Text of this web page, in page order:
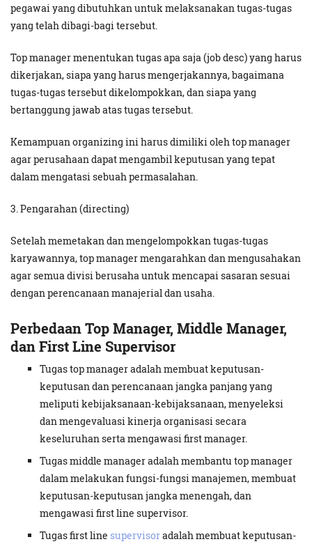
pegawai yang dibutuhkan untuk melaksanakan tugas-tugas
yang telah dibagi-bagi tersebut.
Top manager menentukan tugas apa saja (job desc) yang harus
dikerjakan, siapa yang harus mengerjakannya, bagaimana
tugas-tugas tersebut dikelompokkan, dan siapa yang
bertanggung jawab atas tugas tersebut.
Kemampuan organizing ini harus dimiliki oleh top manager
agar perusahaan dapat mengambil keputusan yang tepat
dalam mengatasi sebuah permasalahan.
3. Pengarahan (directing)
Setelah memetakan dan mengelompokkan tugas-tugas
karyawannya, top manager mengarahkan dan mengusahakan
agar semua divisi berusaha untuk mencapai sasaran sesuai
dengan perencanaan manajerial dan usaha.
Perbedaan Top Manager, Middle Manager,
dan First Line Supervisor
Tugas top manager adalah membuat keputusan-
keputusan dan perencanaan jangka panjang yang
meliputi kebijaksanaan-kebijaksanaan, menyeleksi
dan mengevaluasi kinerja organisasi secara
keseluruhan serta mengawasi first manager.
Tugas middle manager adalah membantu top manager
dalam melakukan fungsi-fungsi manajemen, membuat
keputusan-keputusan jangka menengah, dan
mengawasi first line supervisor.
Tugas first line supervisoradalah membuat keputusan-